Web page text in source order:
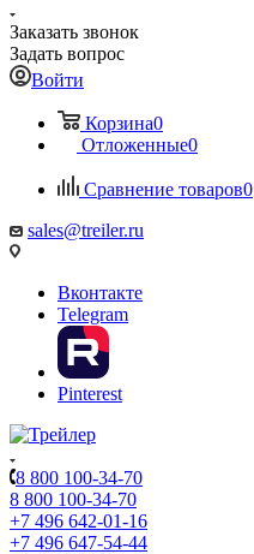
Заказать звонок
Задать вопрос
Войти
Корзина0
Отложенные0
Сравнение товаров0
sales@treiler.ru
Вконтакте
Telegram
Pinterest
8 800 100-34-70
8 800 100-34-70
+7 496 642-01-16
+7 496 647-54-44